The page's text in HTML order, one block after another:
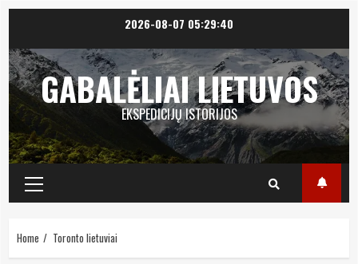
content
2026-08-0705:29:41
GABALĖLIAI LIETUVOS
EKSPEDICIJŲ ISTORIJOS
Primary
Menu
Home Toronto lietuviai